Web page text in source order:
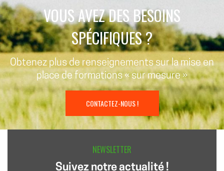
VOUS AVEZ DES BESOINS
SPÉCIFIQUES ?
Obtenez plus de renseignements sur la mise en
place de formations « sur mesure »
CONTACTEZ-NOUS !
NEWSLETTER
Suivez notre actualité !